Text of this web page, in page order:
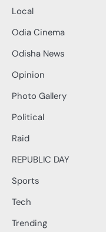
Local
Odia Cinema
Odisha News
Opinion
Photo Gallery
Political
Raid
REPUBLIC DAY
Sports
Tech
Trending